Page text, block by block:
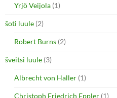
Yrjö Veijola (1)
šoti luule (2)
Robert Burns (2)
šveitsi luule (3)
Albrecht von Haller (1)
Christoph Friedrich Eppler (1)